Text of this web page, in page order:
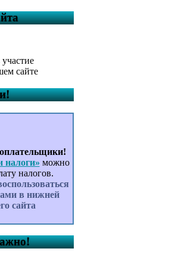
сайте
налоги» можно
налогов.
в нижней
сайта